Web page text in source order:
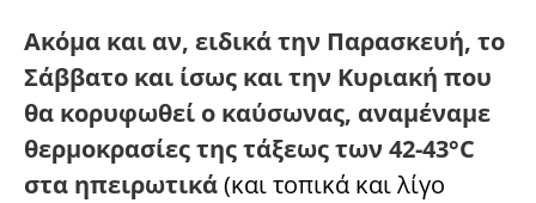
Ακόμα και αν, ειδικά την Παρασκευή, το
Σάββατο και ίσως και την Κυριακή που
θα κορυφωθεί ο καύσωνας, αναμέναμε
θερμοκρασίες της τάξεως των 42-43°C
στα ηπειρωτικά(και τοπικά και λίγο